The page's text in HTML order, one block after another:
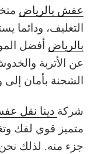
عفش بالرياض
التغليف، ودائما
بالرياض أفضل
عن الأتربة
الشحنة بأمان إلى
شركة دينا نقل
متميز قوي لفك
جزء منه. لذلك